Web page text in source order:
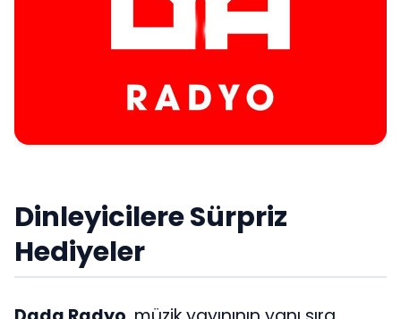
Dinleyicilere Sürpriz
Hediyeler